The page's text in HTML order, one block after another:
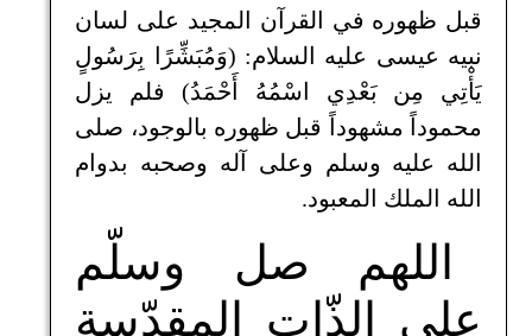
قبل ظهوره في القرآن المجيد على لسان
نبيه عيسى عليه السلام: (وَمُبَشِّرًا بِرَسُولٍ
يَأْتِي مِن بَعْدِي اسْمُهُ أَحْمَدُ) فلم يزل
محموداً مشهوداً قبل ظهوره بالوجود، صلى
الله عليه وسلم وعلى آله وصحبه بدوام
الله الملك المعبود.
اللهم صل وسلّم
على الذّات المقدّسة